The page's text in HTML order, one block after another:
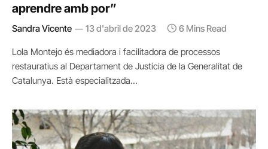
aprendre amb por”
Sandra Vicente 13 d'abril de 2023 6 Mins Read
Lola Montejo és mediadora i facilitadora de processos
restauratius al Departament de Justícia de la Generalitat de
Catalunya. Està especialitzada…